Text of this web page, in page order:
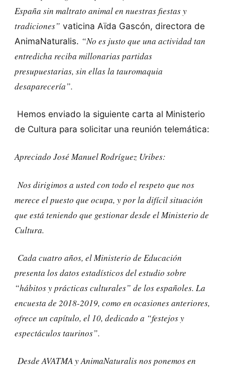
España sin maltrato animal en nuestras fiestas y
tradiciones” vaticina Aïda Gascón, directora de
AnimaNaturalis. “No es justo que una actividad tan
entredicha reciba millonarias partidas
presupuestarias, sin ellas la tauromaquia
desaparecería”.
Hemos enviado la siguiente carta al Ministerio
de Cultura para solicitar una reunión telemática:
Apreciado José Manuel Rodríguez Uribes:
Nos dirigimos a usted con todo el respeto que nos
merece el puesto que ocupa, y por la difícil situación
que está teniendo que gestionar desde el Ministerio de
Cultura.
Cada cuatro años, el Ministerio de Educación
presenta los datos estadísticos del estudio sobre
“hábitos y prácticas culturales” de los españoles. La
encuesta de 2018-2019, como en ocasiones anteriores,
ofrece un capítulo, el 10, dedicado a “festejos y
espectáculos taurinos”.
Desde AVATMA y AnimaNaturalis nos ponemos en